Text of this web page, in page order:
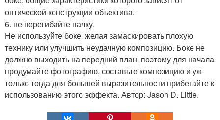
оптической конструкции объектива.
6. не перегибайте палку.
Не используйте боке, желая замаскировать плохую
технику или улучшить неудачную композицию. Боке не
должно выходить на передний план, поэтому для начала
продумайте фотографию, составьте композицию и уж
только тогда для большей выразительности прибегайте к
использованию этого эффекта. Автор: Jason D. Little.